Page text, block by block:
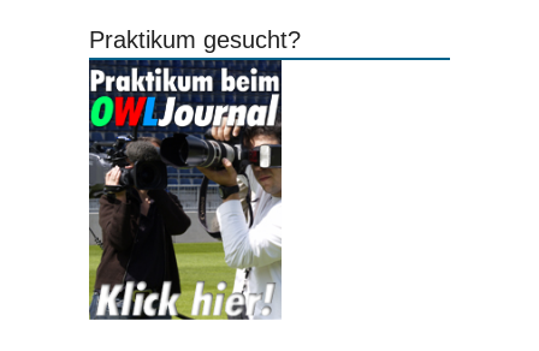
Praktikum gesucht?